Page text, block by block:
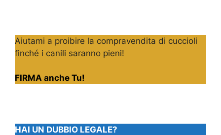
Aiutami a proibire la compravendita di cuccioli
finché i canili saranno pieni!
FIRMA anche Tu!
HAI UN DUBBIO LEGALE?